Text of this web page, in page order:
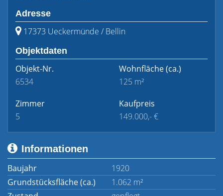
Adresse
17373 Ueckermünde / Bellin
Objektdaten
Objekt-Nr.
6534
Wohnfläche(ca.)
125 m²
Zimmer
5
Kaufpreis
149.000,- €
Informationen
Baujahr
1920
Grundstücksfläche (ca.)
1.062 m²